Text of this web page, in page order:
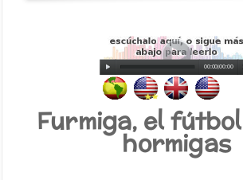
00:00 |00:00
Furmiga, el
hormigas